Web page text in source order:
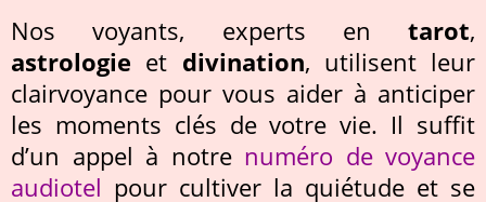
Nos voyants, experts en tarot,
astrologie et divination, utilisent leur
clairvoyance pour vous aider à anticiper
les moments clés de votre vie. Il suffit
d’un appel à notre numéro de voyance
audiotel pour cultiver la quiétude et se